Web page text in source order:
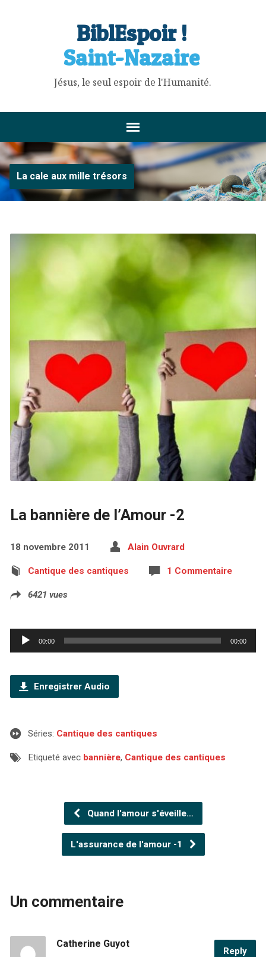
BiblEspoir !
Saint-Nazaire
Jésus, le seul espoir de l'Humanité.
La cale aux mille trésors
La bannière de l’Amour -2
18 novembre 2011 Alain Ouvrard
Cantique des cantiques 1 Commentaire
6421 vues
Lecteur
audio
00:00 00:00
Enregistrer Audio
Séries: Cantique des cantiques
Etiqueté avec bannière, Cantique des cantiques
Quand l'amour s'éveille…
L'assurance de l'amour -1
Un commentaire
Reply
Catherine Guyot